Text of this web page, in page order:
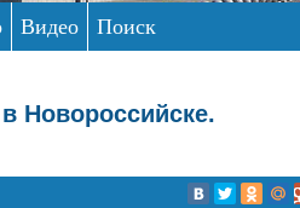
Видео Поиск
Новороссийске.